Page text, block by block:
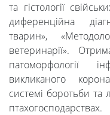
та гістології
диференційна
тварин»,
ветеринарії».
патоморфології
викликаного
системі боротьби та